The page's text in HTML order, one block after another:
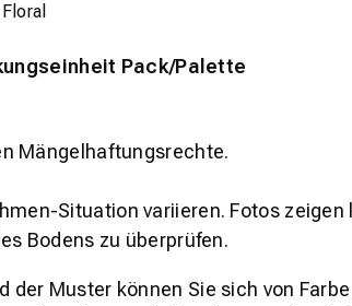
Pack/Palette
Mängelhaftungsrechte.
Situation variieren. Fotos
Bodens zu überprüfen.
Muster können Sie sich von